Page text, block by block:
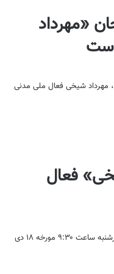
«مهرداد
مهرداد شیخی فعال ملی مدنی
فعال
مهرداد شیخی فعال ملی مدنی آذربایجان که چهارشنبه ساعت ۹:۳۰ مورخه ۱۸ دی